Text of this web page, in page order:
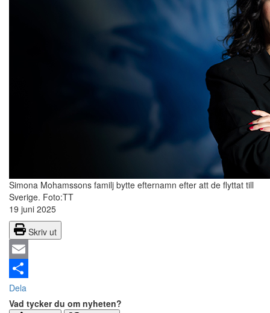
Simona Mohamssons familj bytte efternamn efter att de flyttat till
Sverige. Foto:TT
19 juni 2025
Skriv ut
Email
Dela
Vad tycker du om nyheten?